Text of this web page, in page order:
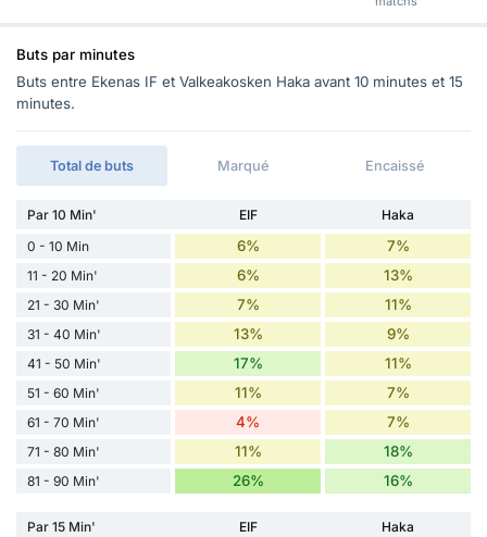
Buts par minutes
Buts entre Ekenas IF et Valkeakosken Haka avant 10 minutes et 15
minutes.
Total de buts Marqué Encaissé
Par 10 Min' EIF
Haka
0 - 10 Min
6% 7%
11 - 20 Min' 6% 13%
21 - 30 Min' 7% 11%
31 - 40 Min' 13% 9%
41 - 50 Min' 17% 11%
51 - 60 Min' 11% 7%
61 - 70 Min' 4% 7%
71 - 80 Min' 11% 18%
81 - 90 Min' 26% 16%
Par 15 Min' EIF
Haka